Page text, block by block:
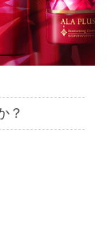
？